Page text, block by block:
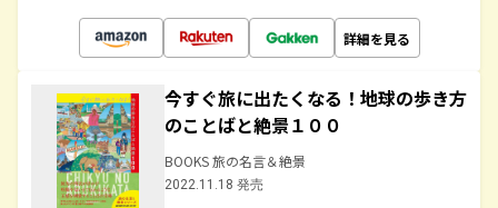
詳細を見る
今すぐ旅に出たくなる！地球の歩き方
のことばと絶景１００
BOOKS 旅の名言＆絶景
2022.11.18 発売